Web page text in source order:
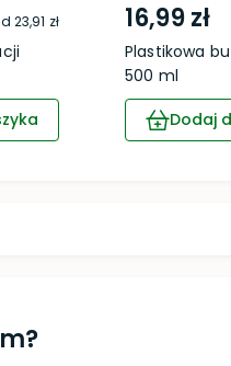
23,91 zł 16,99 zł
Plastikowa
500 ml
Dodaj